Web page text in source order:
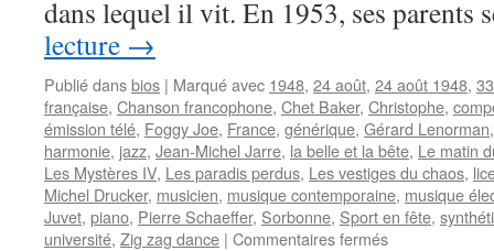
dans lequel il vit. En 1953, ses
lecture →
Publié dansbios | Marqué avec 1948, 24 août, 24 août 1948,
française, Chanson francophone, Chet Baker, Christophe,
émission télé, Foggy Joe, France, générique, Gérard Lenorman
harmonie, jazz, Jean-Michel Jarre, la belle et la bête, Le matin
Les Mystères IV, Les paradis perdus, Les vestiges du chaos,
Michel Drucker, musicien, musique contemporaine, musique
Juvet, piano, Pierre Schaeffer, Sorbonne, Sport en fête,
université, Zig zag dance | Commentaires ferméssur